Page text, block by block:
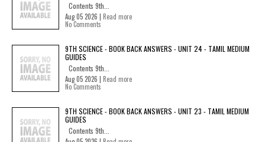
Contents 9th...
Aug 05 2026 | Read more
No Comments
9TH SCIENCE - BOOK BACK ANSWERS - UNIT 24 - TAMIL MEDIUM
GUIDES
Contents 9th...
Aug 05 2026 | Read more
No Comments
9TH SCIENCE - BOOK BACK ANSWERS - UNIT 23 - TAMIL MEDIUM
GUIDES
Contents 9th...